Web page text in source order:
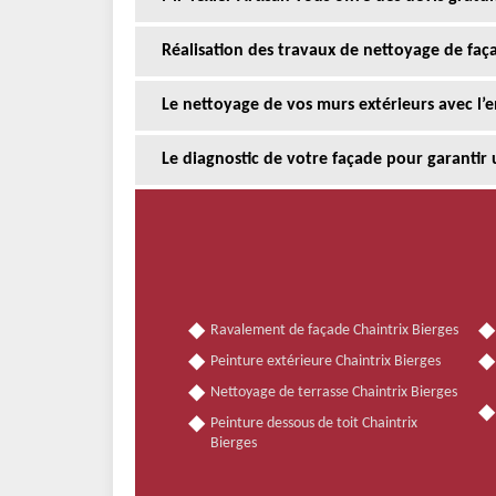
Réalisation des travaux de nettoyage de
Le nettoyage de vos murs extérieurs avec
Le diagnostic de votre façade pour
Ravalement de façade Chaintrix Bierges
Peinture extérieure Chaintrix Bierges
Nettoyage de terrasse Chaintrix Bierges
Peinture dessous de toit Chaintrix
Bierges